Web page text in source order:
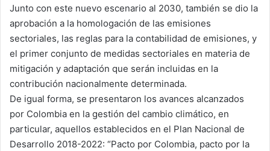
Junto con este nuevo escenario al 2030, también se dio la
aprobación a la homologación de las emisiones
sectoriales, las reglas para la contabilidad de emisiones, y
el primer conjunto de medidas sectoriales en materia de
mitigación y adaptación que serán incluidas en la
contribución nacionalmente determinada.
De igual forma, se presentaron los avances alcanzados
por Colombia en la gestión del cambio climático, en
particular, aquellos establecidos en el Plan Nacional de
Desarrollo 2018-2022: “Pacto por Colombia, pacto por la